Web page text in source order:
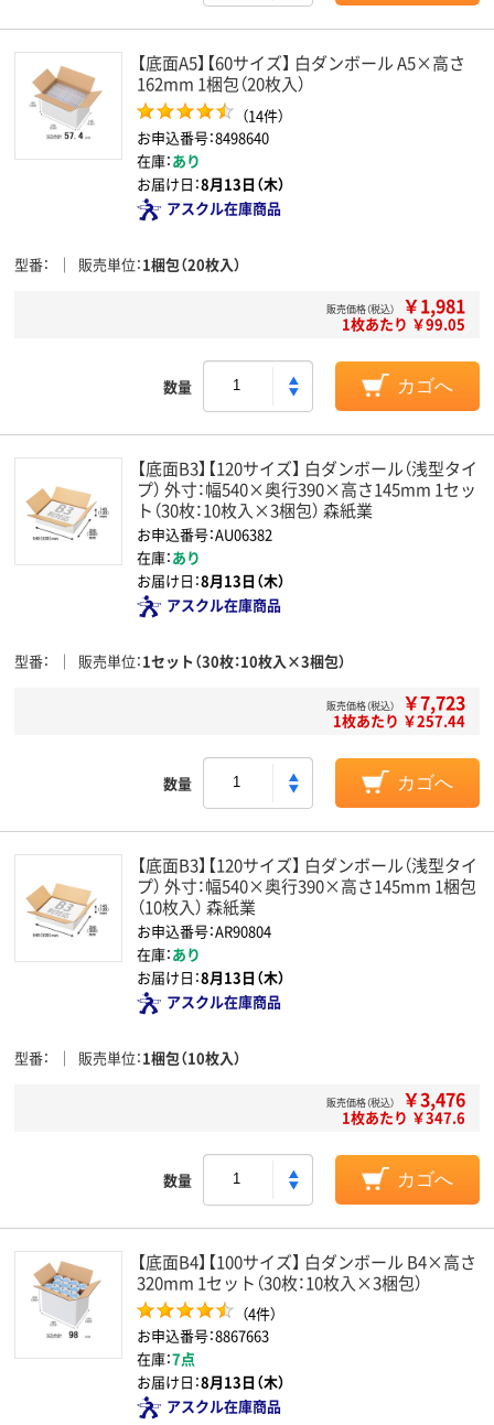
【底面A5】【60サイズ】 白ダンボール A5×高さ
162mm 1梱包（20枚入）
（14件）
お申込番号：8498640
在庫：あり
お届け日：8月13日（木）
アスクル在庫商品
型番 販売単位 1梱包（20枚入）
販売価格（税込） ￥1,981
1枚あたり ￥99.05
数量 カゴへ
【底面B3】【120サイズ】 白ダンボール（浅型タイ
プ） 外寸：幅540×奥行390×高さ145mm 1セッ
ト（30枚：10枚入×3梱包） 森紙業
お申込番号：AU06382
在庫：あり
お届け日：8月13日（木）
アスクル在庫商品
型番 販売単位 1セット（30枚：10枚入×3梱包）
販売価格（税込） ￥7,723
1枚あたり ￥257.44
数量 カゴへ
【底面B3】【120サイズ】 白ダンボール（浅型タイ
プ） 外寸：幅540×奥行390×高さ145mm 1梱包
（10枚入） 森紙業
お申込番号：AR90804
在庫：あり
お届け日：8月13日（木）
アスクル在庫商品
型番 販売単位 1梱包（10枚入）
販売価格（税込） ￥3,476
1枚あたり ￥347.6
数量 カゴへ
【底面B4】【100サイズ】 白ダンボール B4×高さ
320mm 1セット（30枚：10枚入×3梱包）
（4件）
お申込番号：8867663
在庫：7点
お届け日：8月13日（木）
アスクル在庫商品